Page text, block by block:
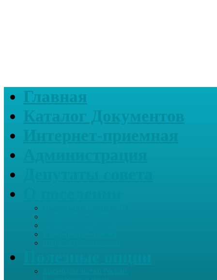
Главная
Каталог Документов